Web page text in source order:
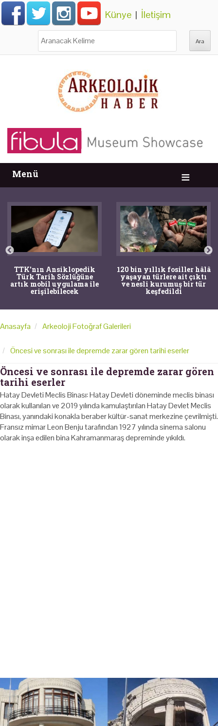
Künye | İletişim
Menü
TTK'nın Ansiklopedik
Türk Tarih Sözlüğüne
artık mobil uygulama ile
erişilebilecek
120 bin yıllık fosiller hâlâ
yaşayan türlere ait çıktı
ve nesli kurumuş bir tür
keşfedildi
Anasayfa Arkeoloji Fotoğraf Galerileri
Öncesi ve sonrası ile depremde zarar gören tarihi eserler
Öncesi ve sonrası ile depremde zarar gören
tarihi eserler
Hatay Devleti Meclis Binası: Hatay Devleti döneminde meclis binası
olarak kullanılan ve 2019 yılında kamulaştırılan Hatay Devlet Meclis
Binası, yanındaki konakla beraber kültür-sanat merkezine çevrilmişti.
Fransız mimar Leon Benju tarafından 1927 yılında sinema salonu
olarak inşa edilen bina Kahramanmaraş depreminde yıkıldı.